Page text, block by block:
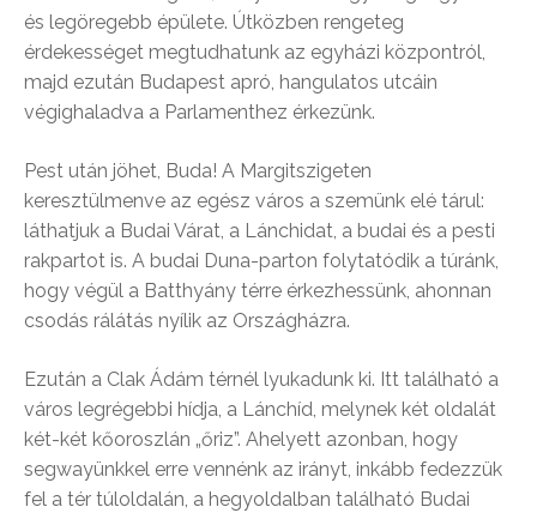
és legöregebb épülete. Útközben rengeteg
érdekességet megtudhatunk az egyházi központról,
majd ezután Budapest apró, hangulatos utcáin
végighaladva a Parlamenthez érkezünk.
Pest után jöhet, Buda! A Margitszigeten
keresztülmenve az egész város a szemünk elé tárul:
láthatjuk a Budai Várat, a Lánchidat, a budai és a pesti
rakpartot is. A budai Duna-parton folytatódik a túránk,
hogy végül a Batthyány térre érkezhessünk, ahonnan
csodás rálátás nyílik az Országházra.
Ezután a Clak Ádám térnél lyukadunk ki. Itt található a
város legrégebbi hídja, a Lánchíd, melynek két oldalát
két-két kőoroszlán „őriz”. Ahelyett azonban, hogy
segwayünkkel erre vennénk az irányt, inkább fedezzük
fel a tér túloldalán, a hegyoldalban található Budai